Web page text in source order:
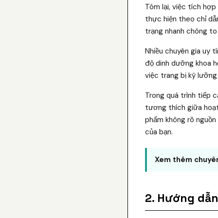
Tóm lại, việc tích
thực hiện theo chỉ
trạng nhanh chóng
Nhiều chuyên gia uy
độ dinh dưỡng khoa
việc trang bị kỹ
Trong quá trình tiếp
tương thích giữa
phẩm không rõ
của bạn.
Xem thêm
2. Hướng